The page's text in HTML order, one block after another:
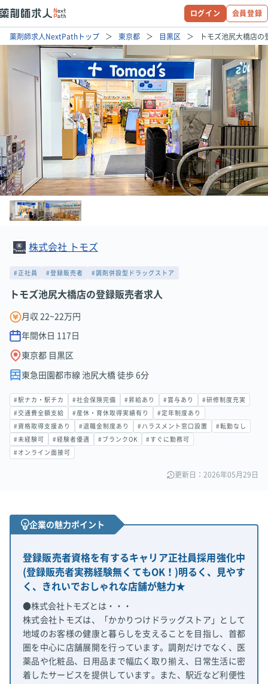
ログイン 会員登録
薬剤師求人NextPathトップ 東京都 目黒区 トモズ池尻大橋店の
株式会社 トモズ
#正社員 #登録販売者 #調剤併設型ドラッグストア
トモズ池尻大橋店の登録販売者求人
月収 22~22万円
年間休日 117 日
東京都 目黒区
東急田園都市線 池尻大橋 徒歩 6分
#駅ナカ・駅チカ #社会保険完備 #昇給あり #賞与あり #研修制度充実
#交通費全額支給 #産休・育休取得実績有り #定年制度あり
#資格取得支援あり #退職金制度あり #ハラスメント窓口設置 #転勤なし
#未経験可 #経験者優遇 #ブランクOK #すぐに勤務可
#オンライン面接可
更新日：2026年05月29日
企業の魅力ポイント
登録販売者資格を有するキャリア正社員採用強化中
(登録販売者実務経験無くてもOK！)明るく、見やす
く、きれいでおしゃれな店舗が魅力★
●株式会社トモズとは・・・
株式会社トモズは、「かかりつけドラッグストア」として
地域のお客様の健康と暮らしを支えることを目指し、首都
圏を中心に店舗展開を行っています。調剤だけでなく、医
薬品や化粧品、日用品まで幅広く取り揃え、日常生活に密
着したサービスを提供しています。また、駅近など利便性